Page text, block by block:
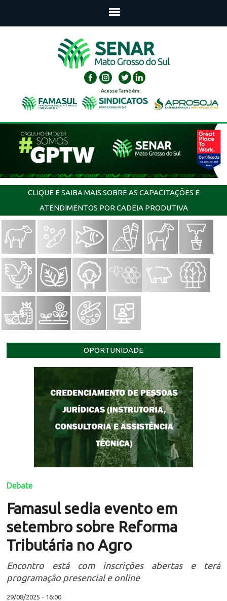
Acesse Também:
CLIQUE E SAIBA MAIS SOBRE AS CAPACITAÇÕES E
ATENDIMENTOS POR CADEIA PRODUTIVA
OPORTUNIDADE
Debate
Famasul sedia evento em
setembro sobre Reforma
Tributária no Agro
Encontro está com inscrições abertas e terá
programação presencial e online
29/08/2025 - 16:00